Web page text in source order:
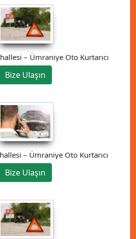
– Ümraniye Oto Kurtarıcı
Bize Ulaşın
– Ümraniye Oto Kurtarıcı
Bize Ulaşın